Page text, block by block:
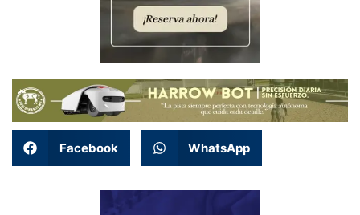
Facebook WhatsApp